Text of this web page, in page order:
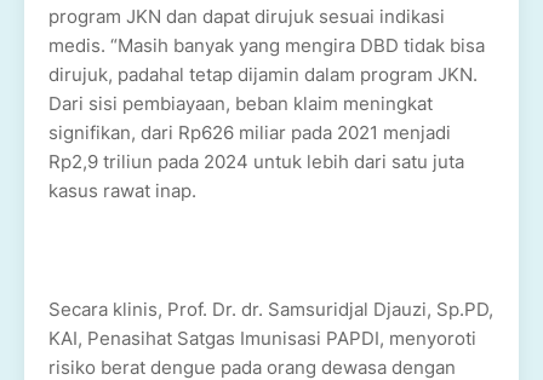
program JKN dan dapat dirujuk sesuai indikasi
medis. “Masih banyak yang mengira DBD tidak bisa
dirujuk, padahal tetap dijamin dalam program JKN.
Dari sisi pembiayaan, beban klaim meningkat
signifikan, dari Rp626 miliar pada 2021 menjadi
Rp2,9 triliun pada 2024 untuk lebih dari satu juta
kasus rawat inap.
Secara klinis, Prof. Dr. dr. Samsuridjal Djauzi, Sp.PD,
KAI, Penasihat Satgas Imunisasi PAPDI, menyoroti
risiko berat dengue pada orang dewasa dengan